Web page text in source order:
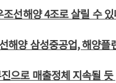
선해양 4조로 살릴 수
해양 삼성중공업, 해양플
으로 매출정체 지속될 듯